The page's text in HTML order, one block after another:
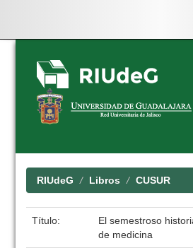
Skip
navigation
RIUdeG Libros CUSUR
Título:
El semestroso
de medicina